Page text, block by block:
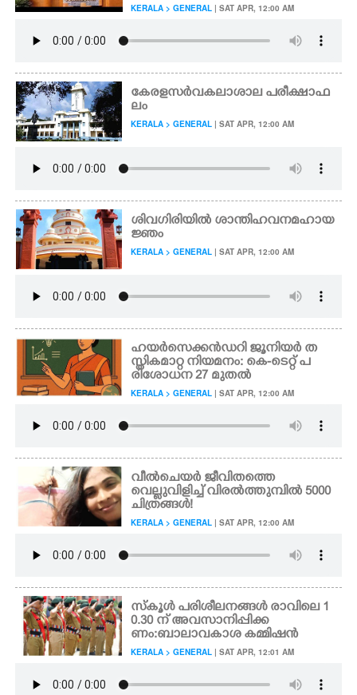
KERALA > GENERAL | SAT APR, 12:00 AM
കേരളസർവകലാശാല പരീക്ഷാഫ
ലം
KERALA > GENERAL | SAT APR, 12:00 AM
ശിവഗിരിയിൽ ശാന്തിഹവനമഹായ
ജ്ഞം
KERALA > GENERAL | SAT APR, 12:00 AM
ഹയർസെക്കൻഡറി ജൂനിയർ ത
സ്തികമാറ്റ നിയമനം: കെ-ടെറ്റ് പ
രിശോധന 27 മുതൽ
KERALA > GENERAL | SAT APR, 12:00 AM
വീൽചെയർ ജീവിതത്തെ
വെല്ലുവിളിച്ച് വിരൽത്തുമ്പിൽ 5000
ചിത്രങ്ങൾ!
KERALA > GENERAL | SAT APR, 12:00 AM
സ്കൂൾ പരിശീലനങ്ങൾ രാവിലെ 1
0.30 ന് അവസാനിപ്പിക്ക
ണം: ബാലാവകാശ കമ്മിഷൻ
KERALA > GENERAL | SAT APR, 12:01 AM